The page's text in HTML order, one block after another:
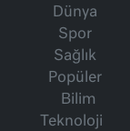
Dünya
Spor
Sağlık
Popüler
Bilim
Teknoloji